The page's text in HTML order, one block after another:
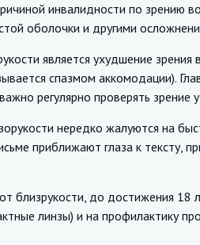
инвалидности по зрению во
оболочки и другими
является ухудшение зрения
спазмом аккомодации).
регулярно проверять зрение
нередко жалуются на
приближают глаза к
до достижения 18
линзы) и на профилактику